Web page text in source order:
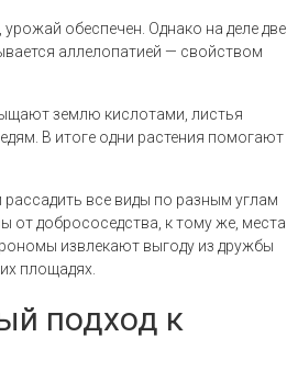
обеспечен. Однако на деле две
аллелопатией — свойством
землю кислотами, листья
В итоге одни растения помогают
все виды по разным углам
от добрососедства, к тому же, места
извлекают выгоду из дружбы
площадях.
подход к